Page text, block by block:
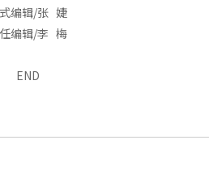
编辑/张 婕
编辑/李 梅
END